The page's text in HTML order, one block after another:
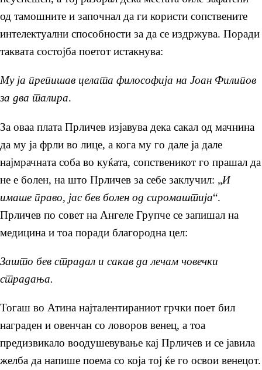
од тамошните и започнал да ги користи сопствените
интелектуални способности за да се издржува. Поради
таквата состојба поетот истакнува:
Му ја препишав целата философија на Јоан Филипов
за два талира.
За оваа плата Прличев изјавува дека сакал од мачнина
да му ја фрли во лице, а кога му го дале ја дале
најмрачната соба во куќата, сопственикот го прашал да
не е болен, на што Прличев за себе заклучил: „И
имаше право, јас бев болен од сиромаштија“.
Прличев по совет на Ангеле Групче се запишал на
медицина и тоа поради благородна цел:
Зашто бев страдал и сакав да лечам човечки
страдања.
Тогаш во Атина најталентираниот грчки поет бил
награден и овенчан со ловоров венец, а тоа
предизвикало воодушевување кај Прличев и се јавила
желба да напише поема со која тој ќе го освои венецот.